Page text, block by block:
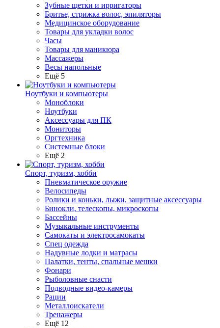
Зубные щетки и ирригаторы
Бритье, стрижка волос, эпиляторы
Медицинское оборудование
Товары для укладки волос
Часы
Товары для маникюра
Массажеры
Весы напольные
Ещё 5
Ноутбуки и компьютеры
Моноблоки
Ноутбуки
Аксессуары для ПК
Мониторы
Оргтехника
Системные блоки
Ещё 2
Спорт, туризм, хобби
Пневматическое оружие
Велосипеды
Ролики и коньки, лыжи, защитные аксессуары
Бинокли, телескопы, микроскопы
Бассейны
Музыкальные инструменты
Самокаты и электросамокаты
Спец одежда
Надувные лодки и матрасы
Палатки, тенты, спальные мешки
Фонари
Рыболовные снасти
Подводные видео-камеры
Рации
Металлоискатели
Тренажеры
Ещё 12